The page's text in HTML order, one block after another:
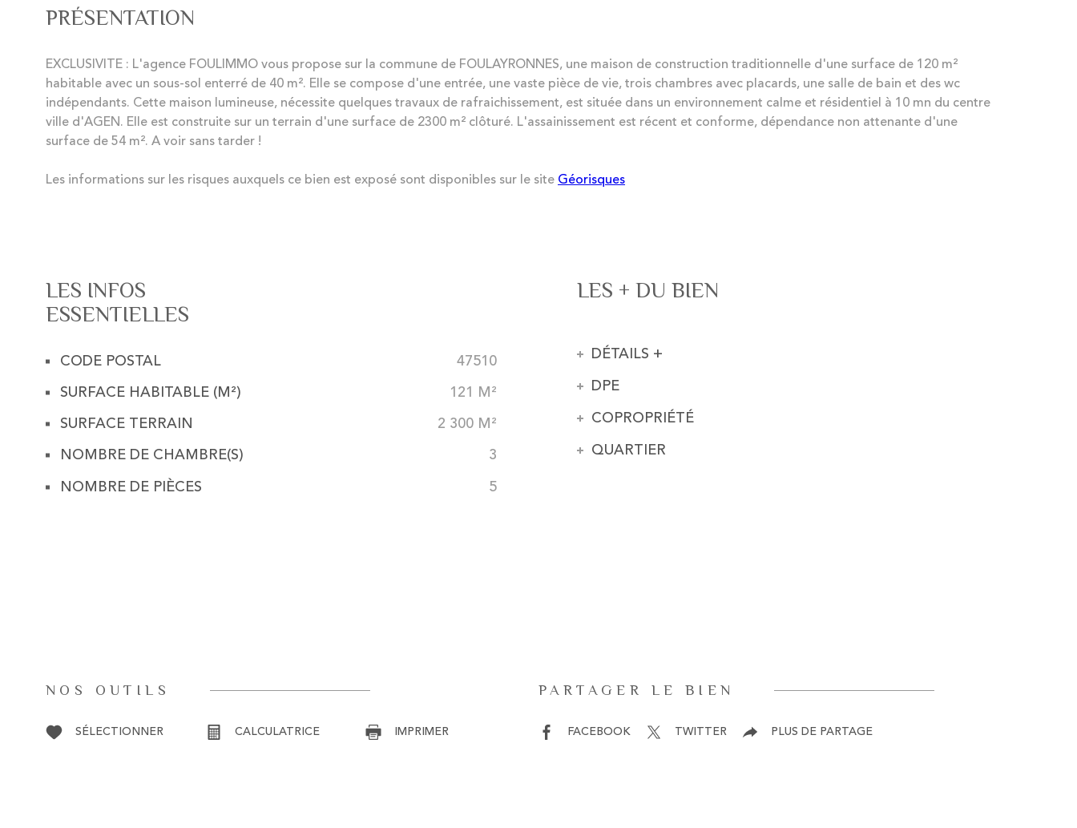
PRÉSENTATION
EXCLUSIVITE : L'agence FOULIMMO vous propose sur la commune de FOULAYRONNES, une maison de construction traditionnelle d'une surface de 120 m²
habitable avec un sous-sol enterré de 40 m². Elle se compose d'une entrée, une vaste pièce de vie, trois chambres avec placards, une salle de bain et des wc
indépendants. Cette maison lumineuse, nécessite quelques travaux de rafraichissement, est située dans un environnement calme et résidentiel à 10 mn du centre
ville d'AGEN. Elle est construite sur un terrain d'une surface de 2300 m² clôturé. L'assainissement est récent et conforme, dépendance non attenante d'une
surface de 54 m². A voir sans tarder !
Les informations sur les risques auxquels ce bien est exposé sont disponibles sur le site Géorisques
LES INFOS
ESSENTIELLES
Caractérisque Valeurs
CODE POSTAL 47510
SURFACE HABITABLE (M²) 121 M²
SURFACE TERRAIN 2 300 M²
NOMBRE DE CHAMBRE(S) 3
NOMBRE DE PIÈCES 5
LES + DU BIEN
DÉTAILS +
DPE
COPROPRIÉTÉ
QUARTIER
NOS OUTILS
SÉLECTIONNER CALCULATRICE IMPRIMER
PARTAGER LE BIEN
FACEBOOK TWITTER PLUS DE PARTAGE